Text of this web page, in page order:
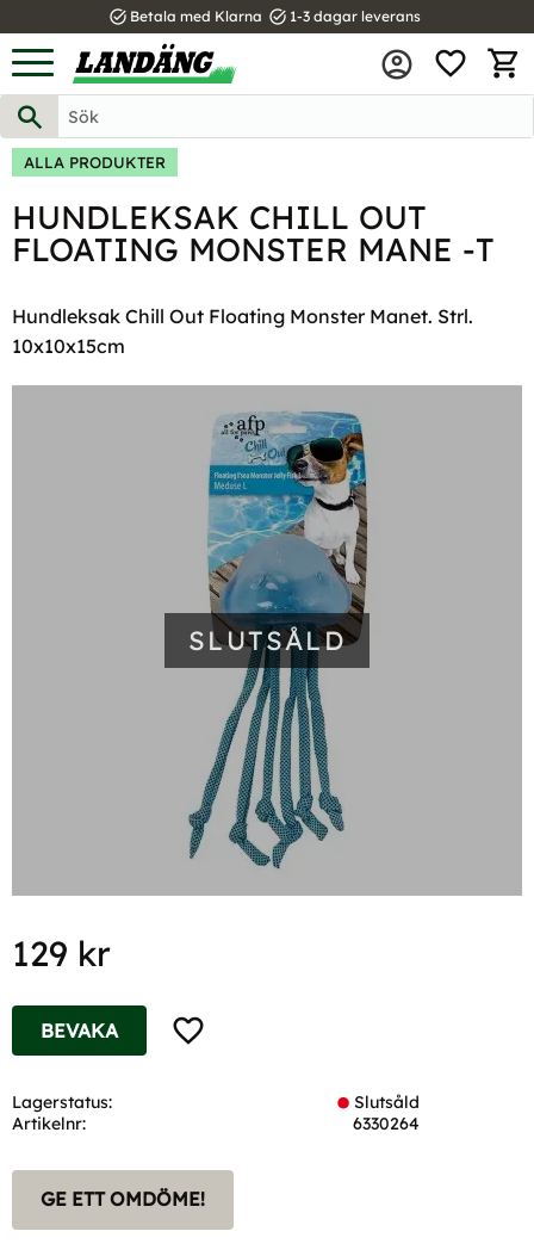
Meny
task_alt Betala med Klarna task_alt 1-3 dagar leverans
ALLA PRODUKTER
HUNDLEKSAK CHILL OUT
FLOATING MONSTER MANE -T
Hundleksak Chill Out Floating Monster Manet. Strl.
10x10x15cm
SLUTSÅLD
129 kr
Lägg till i favoriter
BEVAKA
Lagerstatus
Slutsåld
Artikelnr
6330264
GE ETT OMDÖME!